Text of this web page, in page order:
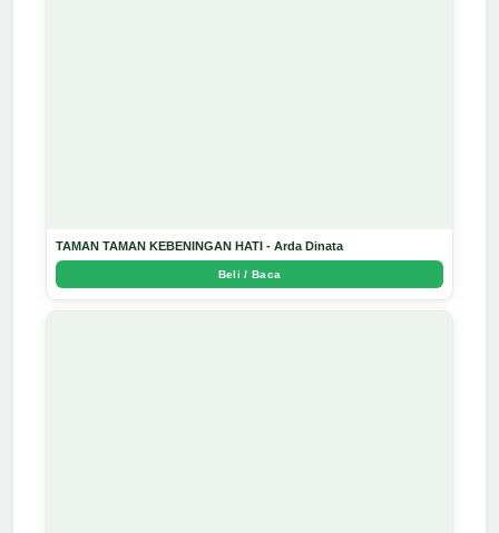
TAMAN TAMAN KEBENINGAN HATI - Arda Dinata
Beli / Baca